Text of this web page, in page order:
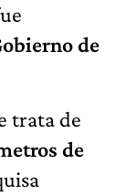
de
trata de
de